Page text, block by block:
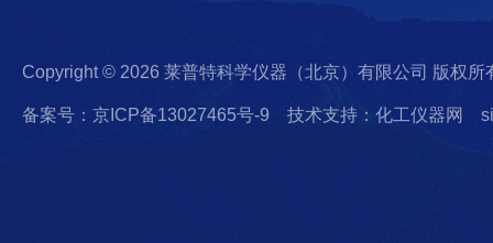
Copyright © 2026 莱普特科学仪器（北京）有限公司 版权所
备案号：京ICP备13027465号-9 技术支持：化工仪器网